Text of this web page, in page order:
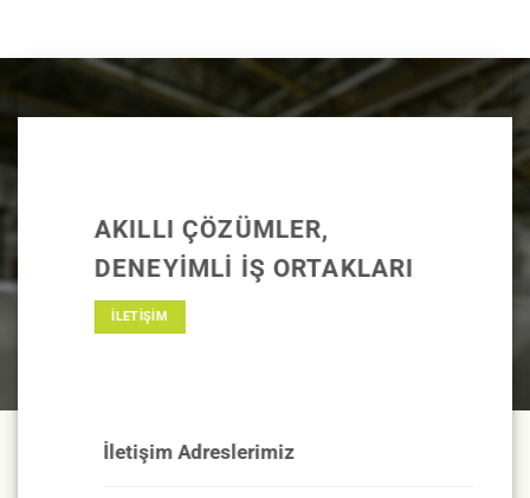
AKILLI ÇÖZÜMLER,
DENEYIMLI IŞ ORTAKLARI
İLETİŞİM
İletişim Adreslerimiz